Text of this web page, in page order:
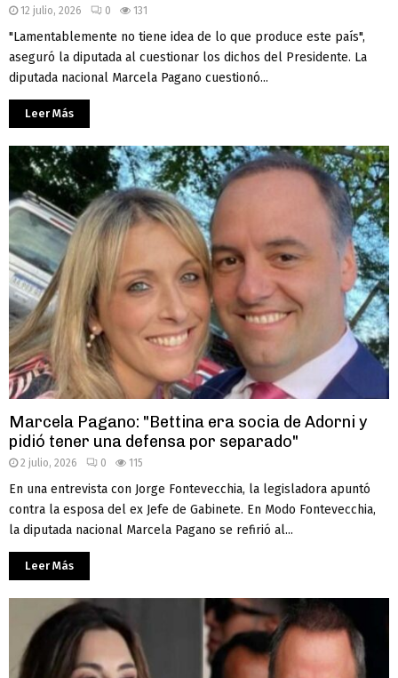
12 julio, 2026 0 131
"Lamentablemente no tiene idea de lo que produce este país",
aseguró la diputada al cuestionar los dichos del Presidente. La
diputada nacional Marcela Pagano cuestionó...
Leer Más
Marcela Pagano: "Bettina era socia de Adorni y
pidió tener una defensa por separado"
2 julio, 2026 0 115
En una entrevista con Jorge Fontevecchia, la legisladora apuntó
contra la esposa del ex Jefe de Gabinete. En Modo Fontevecchia,
la diputada nacional Marcela Pagano se refirió al...
Leer Más